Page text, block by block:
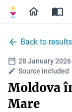
Back to results
28 January 2026
Source included
Moldova
Mare